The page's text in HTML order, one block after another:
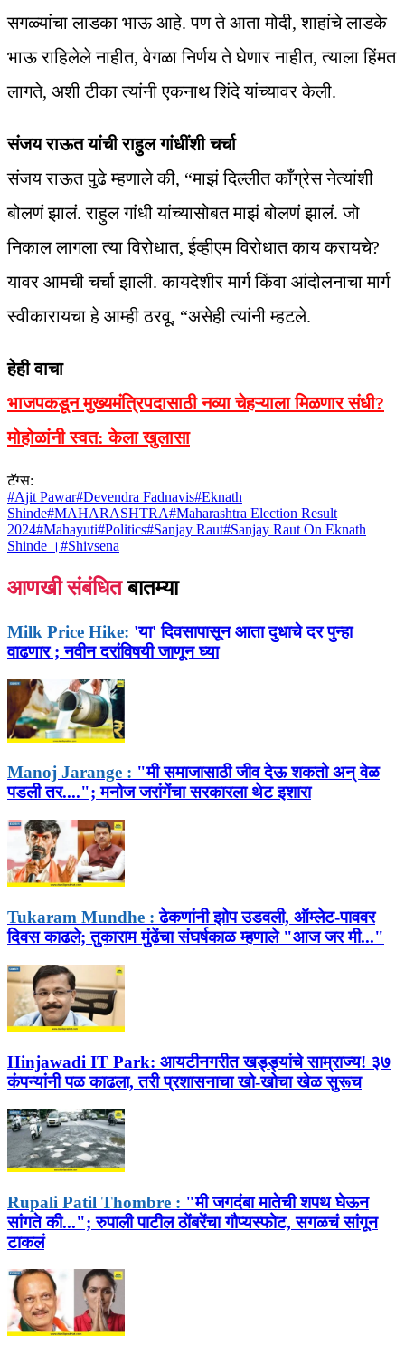
सगळ्यांचा लाडका भाऊ आहे. पण ते आता मोदी, शाहांचे लाडके
भाऊ राहिलेले नाहीत, वेगळा निर्णय ते घेणार नाहीत, त्याला हिंमत
लागते, अशी टीका त्यांनी एकनाथ शिंदे यांच्यावर केली.
संजय राऊत यांची राहुल गांधींशी चर्चा
संजय राऊत पुढे म्हणाले की, “माझं दिल्लीत काँग्रेस नेत्यांशी
बोलणं झालं. राहुल गांधी यांच्यासोबत माझं बोलणं झालं. जो
निकाल लागला त्या विरोधात, ईव्हीएम विरोधात काय करायचे?
यावर आमची चर्चा झाली. कायदेशीर मार्ग किंवा आंदोलनाचा मार्ग
स्वीकारायचा हे आम्ही ठरवू, “असेही त्यांनी म्हटले.
हेही वाचा
भाजपकडून मुख्यमंत्रि‍पदासाठी नव्या चेहऱ्याला मिळणार संधी?
मोहोळांनी स्वत: केला खुलासा
टॅग्स:
#Ajit Pawar#Devendra Fadnavis#Eknath
Shinde#MAHARASHTRA#Maharashtra Election Result
2024#Mahayuti#Politics#Sanjay Raut#Sanjay Raut On Eknath
Shinde । #Shivsena
आणखी संबंधित बातम्या
Milk Price Hike: 'या' दिवसापासून आता दुधाचे दर पुन्हा
वाढणार ; नवीन दरांविषयी जाणून घ्या
Manoj Jarange : "मी समाजासाठी जीव देऊ शकतो अन् वेळ
पडली तर...."; मनोज जरांगेंचा सरकारला थेट इशारा
Tukaram Mundhe : ढेकणांनी झोप उडवली, ऑम्लेट-पाववर
दिवस काढले; तुकाराम मुंढेंचा संघर्षकाळ म्हणाले "आज जर मी..."
Hinjawadi IT Park: आयटीनगरीत खड्ड्यांचे साम्राज्य! ३७
कंपन्यांनी पळ काढला, तरी प्रशासनाचा खो-खोचा खेळ सुरूच
Rupali Patil Thombre : "मी जगदंबा मातेची शपथ घेऊन
सांगते की..."; रुपाली पाटील ठोंबरेंचा गौप्यस्फोट, सगळचं सांगून
टाकलं